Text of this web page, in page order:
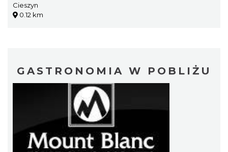
Cieszyn
0.12 km
GASTRONOMIA W POBLIŻU